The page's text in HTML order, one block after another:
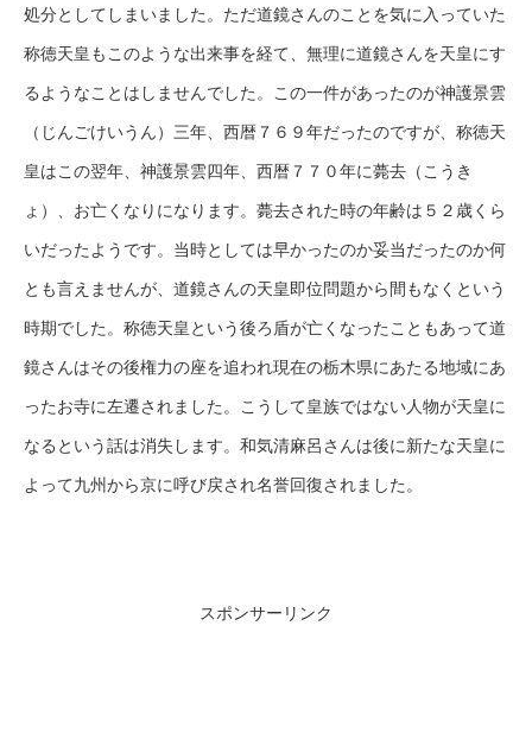
処分としてしまいました。ただ道鏡さんのことを気に入っていた
称徳天皇もこのような出来事を経て、無理に道鏡さんを天皇にす
るようなことはしませんでした。この一件があったのが神護景雲
（じんごけいうん）三年、西暦７６９年だったのですが、称徳天
皇はこの翌年、神護景雲四年、西暦７７０年に薨去（こうき
ょ）、お亡くなりになります。薨去された時の年齢は５２歳くら
いだったようです。当時としては早かったのか妥当だったのか何
とも言えませんが、道鏡さんの天皇即位問題から間もなくという
時期でした。称徳天皇という後ろ盾が亡くなったこともあって道
鏡さんはその後権力の座を追われ現在の栃木県にあたる地域にあ
ったお寺に左遷されました。こうして皇族ではない人物が天皇に
なるという話は消失します。和気清麻呂さんは後に新たな天皇に
よって九州から京に呼び戻され名誉回復されました。
スポンサーリンク